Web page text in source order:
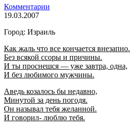
Комментарии
19.03.2007
Город: Израиль
Как жаль что все кончается внезапно.
Без всякой ссоры и причины.
И ты проснешся — уже завтра, одна,
И без любимого мужчины.
Аведь козалось бы недавно,
Минутой за день погодя.
Он называл тебя желанной.
И говорил- люблю тебя.